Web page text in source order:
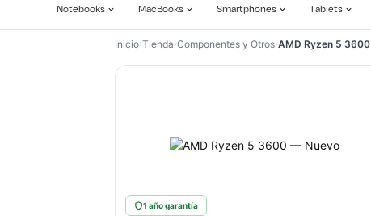
Notebooks MacBooks Smartphones Tablets
Inicio›Tienda›Componentes y Otros›AMD Ryzen 5 3600
1 año garantía